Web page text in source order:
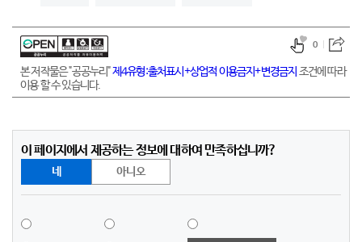
본 저작물은 "공공누리"제4유형:출처표시+상업적 이용금지+변경금지 조건에 따라
이용 할 수 있습니다.
0
이 페이지에서 제공하는 정보에 대하여 만족하십니까?
네 아니오